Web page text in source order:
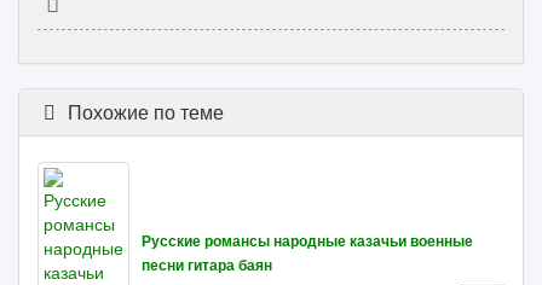
Похожие по теме
Русские романсы народные казачьи военные
песни гитара баян